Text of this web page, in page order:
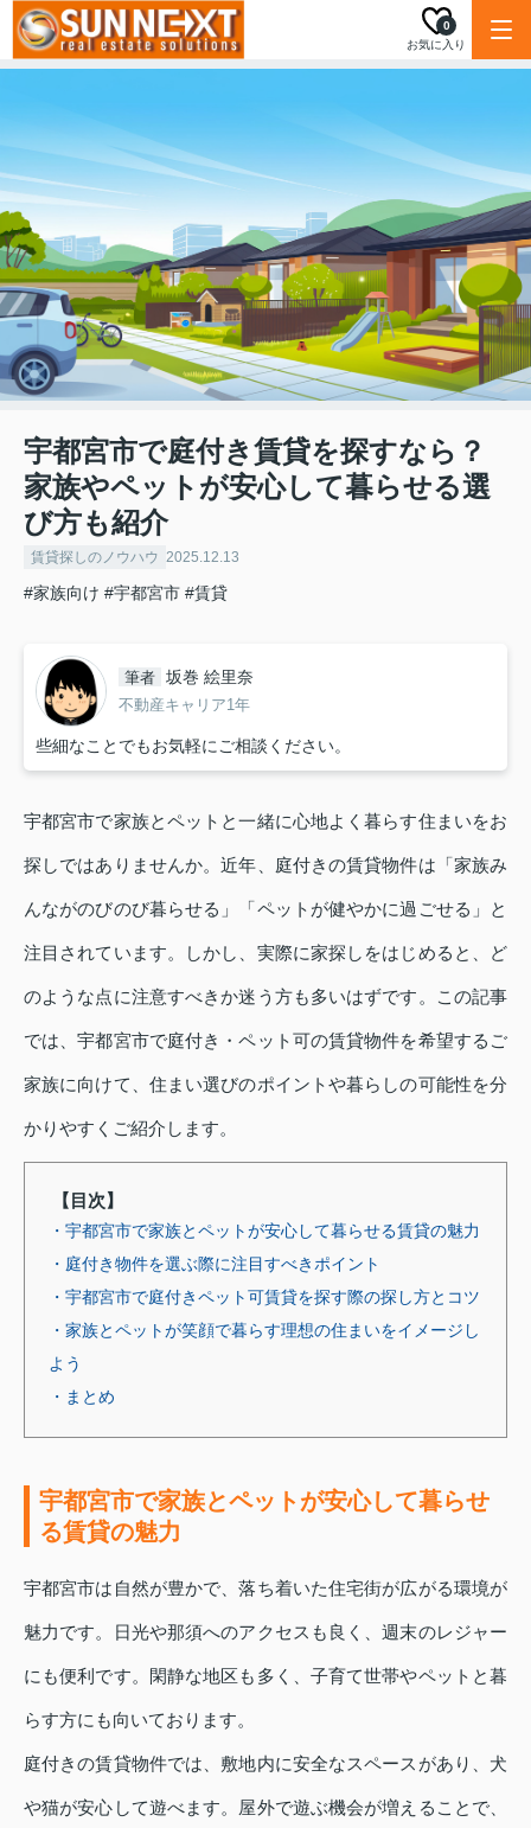
お気に入り
0
宇都宮市で庭付き賃貸を探すなら？
家族やペットが安心して暮らせる選
び方も紹介
賃貸探しのノウハウ 2025.12.13
#家族向け #宇都宮市 #賃貸
筆者 坂巻 絵里奈
不動産キャリア1年
些細なことでもお気軽にご相談ください。
宇都宮市で家族とペットと一緒に心地よく暮らす住まいをお
探しではありませんか。近年、庭付きの賃貸物件は「家族み
んながのびのび暮らせる」「ペットが健やかに過ごせる」と
注目されています。しかし、実際に家探しをはじめると、ど
のような点に注意すべきか迷う方も多いはずです。この記事
では、宇都宮市で庭付き・ペット可の賃貸物件を希望するご
家族に向けて、住まい選びのポイントや暮らしの可能性を分
かりやすくご紹介します。
【目次】
・宇都宮市で家族とペットが安心して暮らせる賃貸の魅力
・庭付き物件を選ぶ際に注目すべきポイント
・宇都宮市で庭付きペット可賃貸を探す際の探し方とコツ
・家族とペットが笑顔で暮らす理想の住まいをイメージし
よう
・まとめ
宇都宮市で家族とペットが安心して暮らせ
る賃貸の魅力
宇都宮市は自然が豊かで、落ち着いた住宅街が広がる環境が
魅力です。日光や那須へのアクセスも良く、週末のレジャー
にも便利です。閑静な地区も多く、子育て世帯やペットと暮
らす方にも向いております。
庭付きの賃貸物件では、敷地内に安全なスペースがあり、犬
や猫が安心して遊べます。屋外で遊ぶ機会が増えることで、